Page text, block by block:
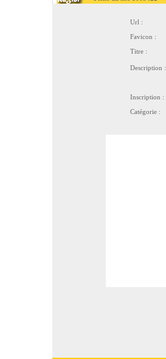
Url :
Favicon :
Titre :
Description :
Inscription :
Catégorie :